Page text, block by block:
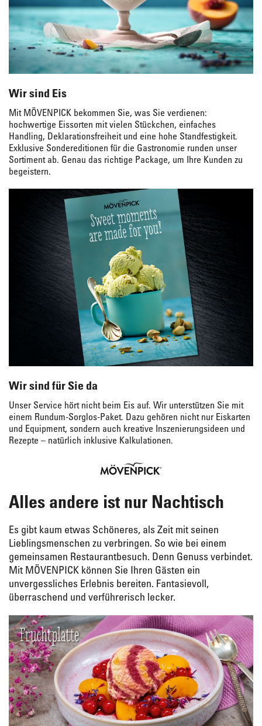
Wir sind Eis
Mit MÖVENPICK bekommen Sie, was Sie verdienen:
hochwertige Eissorten mit vielen Stückchen, einfaches
Handling, Deklarationsfreiheit und eine hohe Standfestigkeit.
Exklusive Sondereditionen für die Gastronomie runden unser
Sortiment ab. Genau das richtige Package, um Ihre Kunden zu
begeistern.
Wir sind für Sie da
Unser Service hört nicht beim Eis auf. Wir unterstützen Sie mit
einem Rundum-Sorglos-Paket. Dazu gehören nicht nur Eiskarten
und Equipment, sondern auch kreative Inszenierungsideen und
Rezepte – natürlich inklusive Kalkulationen.
Alles andere ist nur Nachtisch
Es gibt kaum etwas Schöneres, als Zeit mit seinen
Lieblingsmenschen zu verbringen. So wie bei einem
gemeinsamen Restaurantbesuch. Denn Genuss verbindet.
Mit MÖVENPICK können Sie Ihren Gästen ein
unvergessliches Erlebnis bereiten. Fantasievoll,
überraschend und verführerisch lecker.